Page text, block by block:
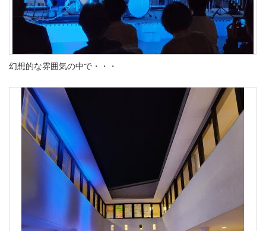
幻想的な雰囲気の中で・・・